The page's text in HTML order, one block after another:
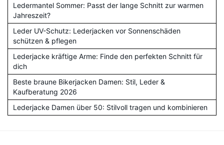
Ledermantel Sommer: Passt der lange Schnitt zur warmen
Jahreszeit?
Leder UV-Schutz: Lederjacken vor Sonnenschäden
schützen & pflegen
Lederjacke kräftige Arme: Finde den perfekten Schnitt für
dich
Beste braune Bikerjacken Damen: Stil, Leder &
Kaufberatung 2026
Lederjacke Damen über 50: Stilvoll tragen und kombinieren